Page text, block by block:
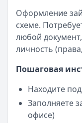
Оформление
схеме.
любой
личность
Пошаговая
Находите
Заполняете
офисе)